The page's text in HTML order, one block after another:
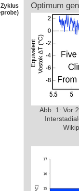
Optimum
Abb. 1: Vor